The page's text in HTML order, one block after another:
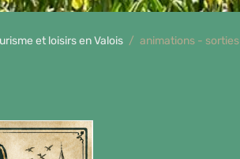
et loisirs en Valois animations - sorties